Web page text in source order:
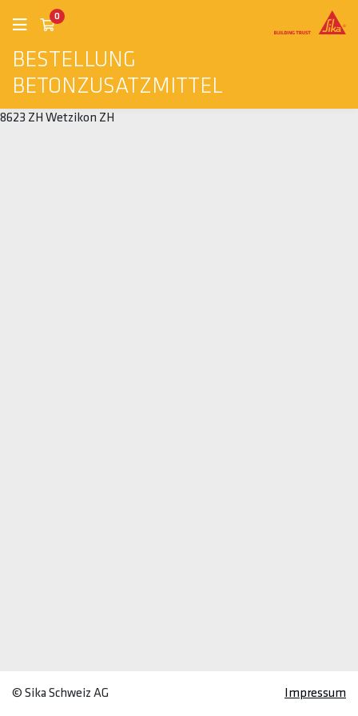
BESTELLUNG
BETONZUSATZMITTEL
0
8623 ZH Wetzikon ZH
© Sika Schweiz AG Impressum